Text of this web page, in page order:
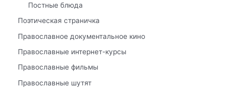
Постные блюда
Поэтическая страничка
Православное документальное кино
Православные интернет-курсы
Православные фильмы
Православные шутят